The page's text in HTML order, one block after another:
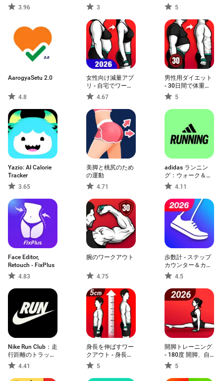
3.96 3
5
AarogyaSetu 2.0
4.8
女性向け減量アプ
リ - 自宅でワーク
アウト
4.67
男性用ダイエット
- 30日間で体重減
少・減量アプリ
5
Yazio: AI Calorie
Tracker
3.65
美脚と桃尻のため
の運動
4.71
adidas ランニン
グ：ウォーク＆ラ
ンアプリ
4.11
Face Editor,
Retouch - FixPlus
4.83
腕のワークアウト
4.75
歩数計 - ステップ
カウンター＆カロ
リー計算 , 万歩計
4.5
Nike Run Club：走
行距離のトラッカ
ーとコーチング
4.41
身長を伸ばすワー
クアウト - 身長が
伸びる運動
5
開脚トレーニング
- 180度 開脚、自
宅でのトレーニン
グ
5